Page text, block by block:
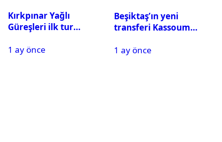
Kırkpınar Yağlı
Güreşleri ilk tur
2. tura geçen
1 ay önce
Beşiktaş’ın yeni
transferi Kassoum
gelecek? Resmi
1 ay önce